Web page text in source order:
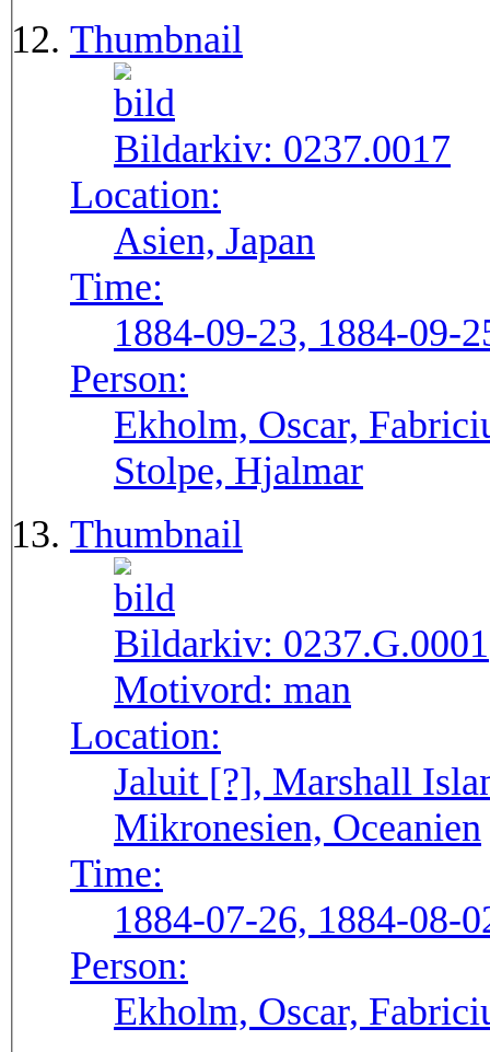
Thumbnail
Bildarkiv: 0237.0017
Location:
Asien, Japan
Time:
1884-09-23, 1884-09-
Person:
Ekholm, Oscar,
Stolpe, Hjalmar
Thumbnail
Bildarkiv: 0237.G.0001
Motivord: man
Location:
Jaluit [?], Marshall
Mikronesien, Oceanien
Time:
1884-07-26, 1884-08-
Person:
Ekholm, Oscar,